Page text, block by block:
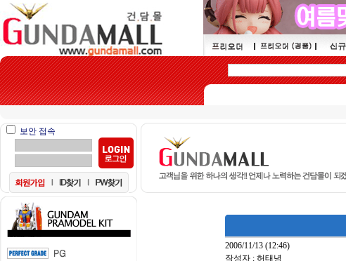
보안 접속
2006/11/13 (12:46)
작성자 : 허태녕